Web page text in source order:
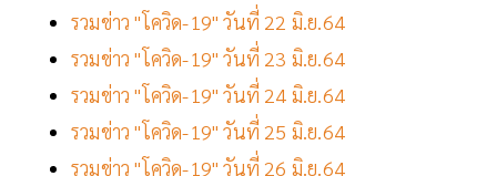
รวมข่าว "โควิด-19" วันที่ 22 มิ.ย.64
รวมข่าว "โควิด-19" วันที่ 23 มิ.ย.64
รวมข่าว "โควิด-19" วันที่ 24 มิ.ย.64
รวมข่าว "โควิด-19" วันที่ 25 มิ.ย.64
รวมข่าว "โควิด-19" วันที่ 26 มิ.ย.64